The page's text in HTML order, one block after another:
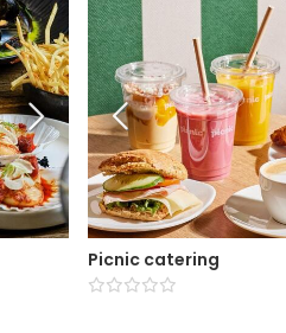
Picnic catering